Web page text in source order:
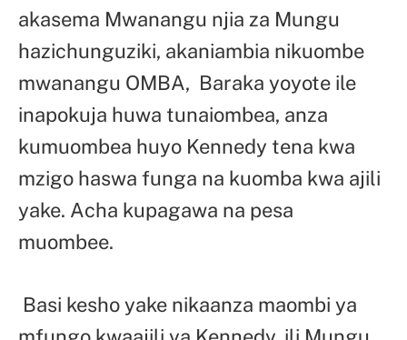
akasema Mwanangu njia za Mungu
hazichunguziki, akaniambia nikuombe
mwanangu OMBA, Baraka yoyote ile
inapokuja huwa tunaiombea, anza
kumuombea huyo Kennedy tena kwa
mzigo haswa funga na kuomba kwa ajili
yake. Acha kupagawa na pesa
muombee.
Basi kesho yake nikaanza maombi ya